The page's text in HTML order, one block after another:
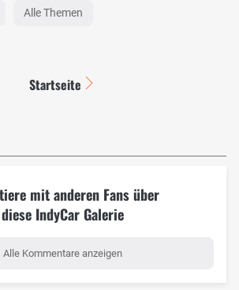
Alle Themen
Startseite
mit anderen Fans über
diese IndyCar Galerie
Alle Kommentare anzeigen